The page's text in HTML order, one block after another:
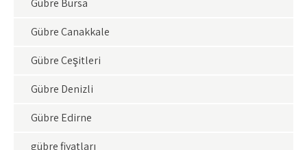
Gübre Bursa
Gübre Çanakkale
Gübre Çeşitleri
Gübre Denizli
Gübre Edirne
gübre fiyatları